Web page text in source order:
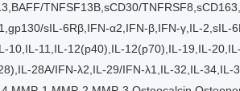
TNFSF13B,sCD30/
sIL-6Rβ,IFN-α2,IFN-β,IFN-γ,IL-2,sIL-
10,IL-11,IL-12(p40),IL-12(p70),IL-19,IL-
28A/IFN-λ2,IL-29/IFN-λ1,IL-32,IL-34,IL-